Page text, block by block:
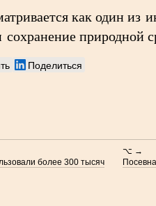
как один из
природной
Поделиться
более 300 тысяч
⌥ →